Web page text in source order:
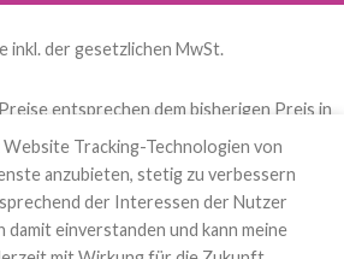
inkl. der gesetzlichen MwSt.
entsprechen dem bisherigen Preis in
Online-Shop.
Tracking-Technologien von
anzubieten, stetig zu verbessern
der Interessen der Nutzer
damit einverstanden und kann meine
) Čeština(Tschechisch)